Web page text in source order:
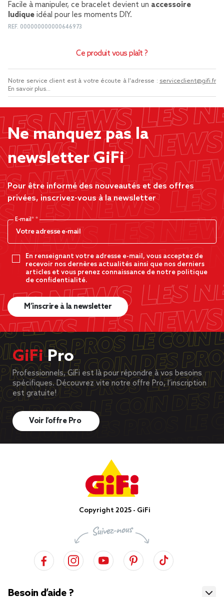
Facile à manipuler, ce bracelet devient un accessoire
ludique idéal pour les moments DIY.
REF. 000000000000646973
Ce produit vous plaît ?
Notre service client est à votre écoute à l'adresse : serviceclient@gifi.fr
En savoir plus...
Ne manquez pas la
newsletter GiFi
Pour être informé des nouveautés et des offres
privées, inscrivez-vous à la newsletter
E-mail*
En renseignant votre adresse e-mail, vous acceptez de
recevoir nos dernères actualités ainsi que nos derniers
articles et vous prenez connaissance de notre politique
de confidentialité.
M’inscrire à la newsletter
GiFiPro
Professionnels, GiFi est là pour répondre à vos besoins
spécifiques. Découvrez vite notre offre Pro, l’inscription
est gratuite!
Voir l’offre Pro
Copyright 2025 - GiFi
Besoin d’aide ?